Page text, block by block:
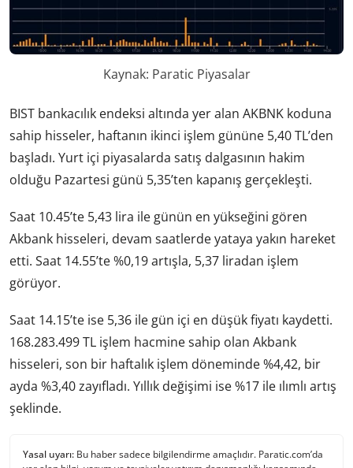
Kaynak: Paratic Piyasalar
BIST bankacılık endeksi altında yer alan AKBNK koduna
sahip hisseler, haftanın ikinci işlem gününe 5,40 TL’den
başladı. Yurt içi piyasalarda satış dalgasının hakim
olduğu Pazartesi günü 5,35’ten kapanış gerçekleşti.
Saat 10.45’te 5,43 lira ile günün en yükseğini gören
Akbank hisseleri, devam saatlerde yataya yakın hareket
etti. Saat 14.55’te %0,19 artışla, 5,37 liradan işlem
görüyor.
Saat 14.15’te ise 5,36 ile gün içi en düşük fiyatı kaydetti.
168.283.499 TL işlem hacmine sahip olan Akbank
hisseleri, son bir haftalık işlem döneminde %4,42, bir
ayda %3,40 zayıfladı. Yıllık değişimi ise %17 ile ılımlı artış
şeklinde.
Yasal uyarı: Bu haber sadece bilgilendirme amaçlıdır. Paratic.com’da